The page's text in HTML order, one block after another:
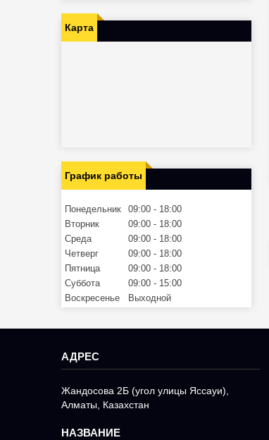
Карта
График работы
Понедельник 09:00
18:00
Вторник
09:00
18:00
Среда
09:00
18:00
Четверг
09:00
18:00
Пятница
09:00
18:00
Суббота
09:00
15:00
Воскресенье
Выходной
Жандосова 2Б (угол улицы Яссауи),
Алматы, Казахстан